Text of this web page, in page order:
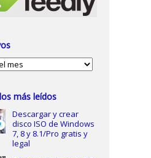
más leídos
Descargar y crear
disco ISO de Windows
7, 8 y 8.1/Pro gratis y
legal